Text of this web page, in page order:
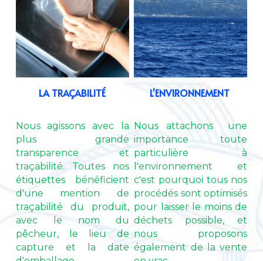
LA TRAÇABILITÉ
Nous agissons avec la
plus grande
transparence et
traçabilité. Toutes nos
étiquettes bénéficient
d'une mention de
traçabilité du produit,
avec le nom du
pêcheur, le lieu de
capture et la date
L'ENVIRONNEMENT
Nous attachons  une
importance toute
particulière à
l'environnement et
c'est pourquoi tous nos
procédés sont optimisés
pour laisser le moins de
déchets possible, et
nous proposons
également de la vente